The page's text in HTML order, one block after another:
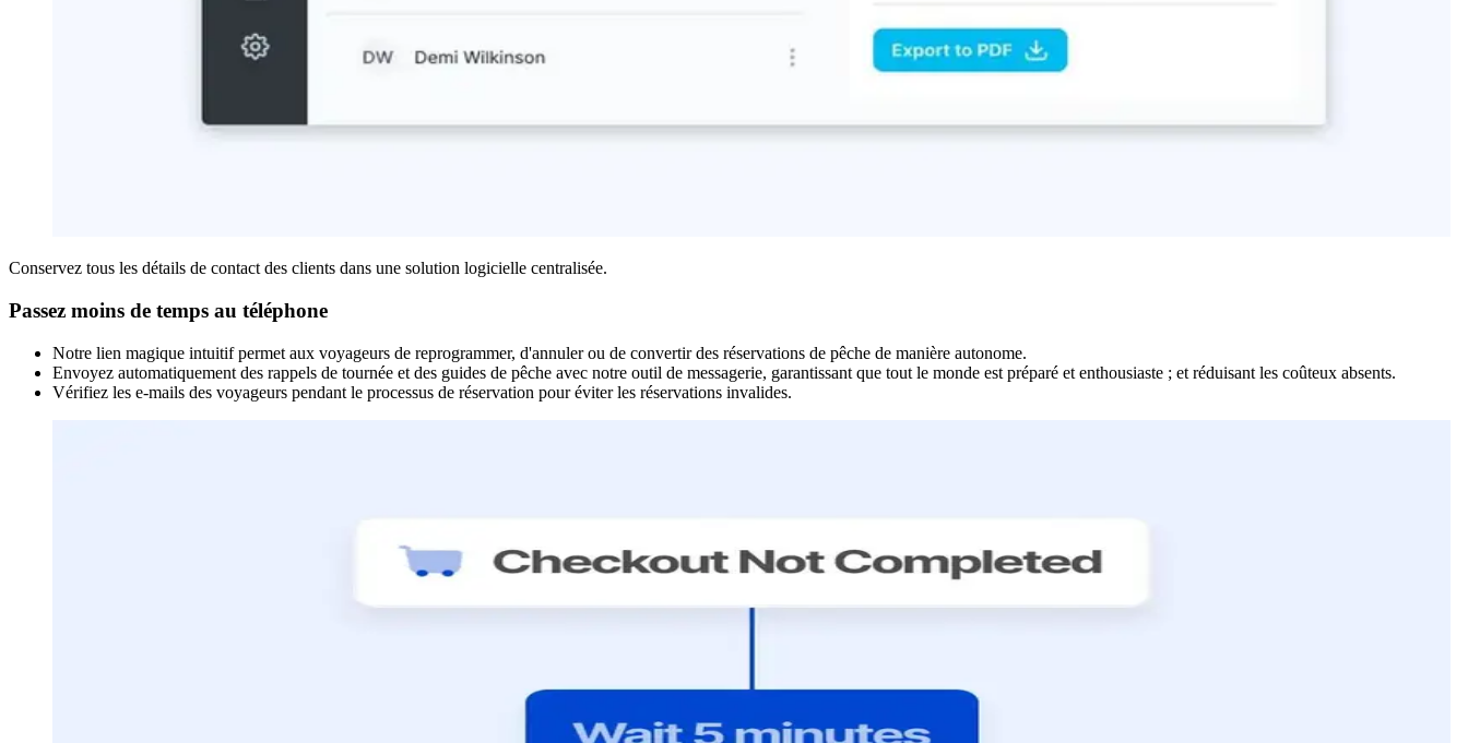
Conservez tous les détails de contact des clients dans une solution logicielle centralisée.
Passez moins de temps au téléphone
Notre lien magique intuitif permet aux voyageurs de reprogrammer, d'annuler ou de convertir des réservations de pêche de manière autonome.
Envoyez automatiquement des rappels de tournée et des guides de pêche avec notre outil de messagerie, garantissant que tout le monde est préparé et enthousiaste ; et réduisant les coûteux absents.
Vérifiez les e-mails des voyageurs pendant le processus de réservation pour éviter les réservations invalides.